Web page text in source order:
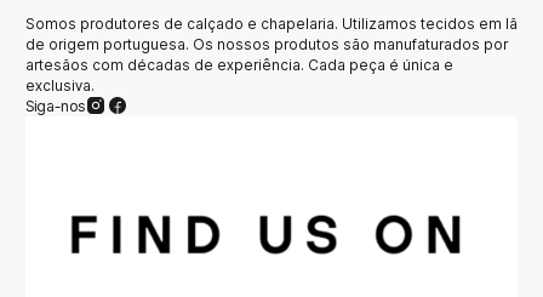
Somos produtores de calçado e chapelaria. Utilizamos tecidos em lã
de origem portuguesa. Os nossos produtos são manufaturados por
artesãos com décadas de experiência. Cada peça é única e
exclusiva.
Siga-nos